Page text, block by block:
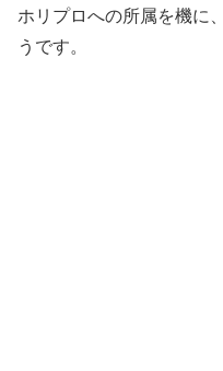
ホリプロへの所属を機に
うです。